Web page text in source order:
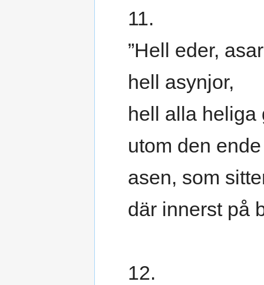
11.
”Hell eder,
hell asynjor,
hell alla heliga
utom den ende
asen, som
där innerst på
12.